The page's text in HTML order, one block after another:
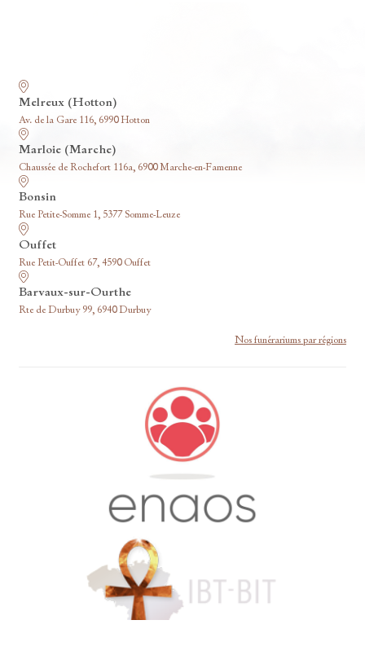
Melreux (Hotton)
Av. de la Gare 116, 6990 Hotton
Marloie (Marche)
Chaussée de Rochefort 116a, 6900 Marche-en-Famenne
Bonsin
Rue Petite-Somme 1, 5377 Somme-Leuze
Ouffet
Rue Petit-Ouffet 67, 4590 Ouffet
Barvaux-sur-Ourthe
Rte de Durbuy 99, 6940 Durbuy
Nos funérariums par régions